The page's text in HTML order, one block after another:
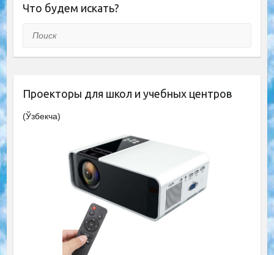
Что будем искать?
Поиск
Проекторы для школ и учебных центров
(Ўзбекча)